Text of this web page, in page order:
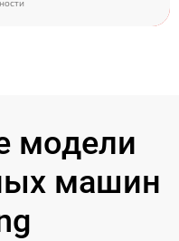
модели
машин